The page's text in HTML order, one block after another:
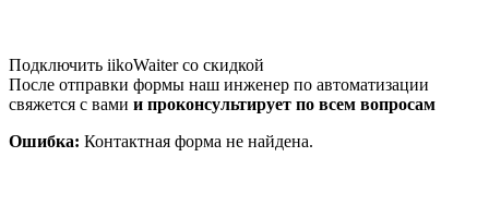
Подключить iikoWaiter со скидкой
После отправки формы наш инженер по автоматизации
свяжется с вами и проконсультирует по всем вопросам
Ошибка: Контактная форма не найдена.